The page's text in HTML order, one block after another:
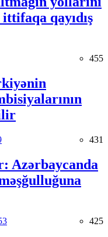
qayıdış
455
431
Azərbaycanda
425